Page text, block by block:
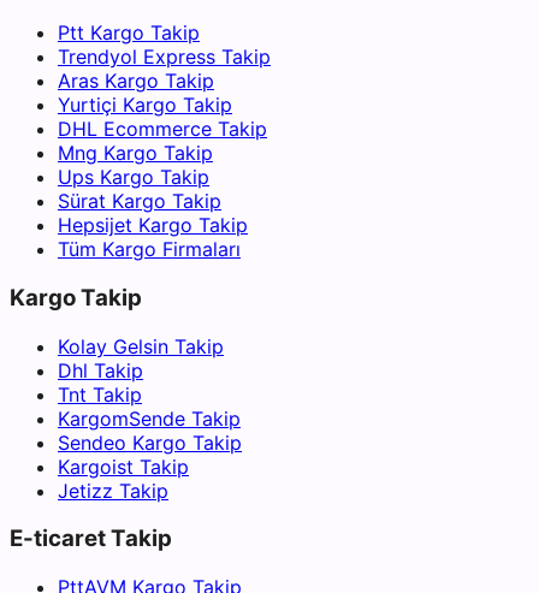
Ptt Kargo Takip
Trendyol Express Takip
Aras Kargo Takip
Yurtiçi Kargo Takip
DHL Ecommerce Takip
Mng Kargo Takip
Ups Kargo Takip
Sürat Kargo Takip
Hepsijet Kargo Takip
Tüm Kargo Firmaları
Kargo Takip
Kolay Gelsin Takip
Dhl Takip
Tnt Takip
KargomSende Takip
Sendeo Kargo Takip
Kargoist Takip
Jetizz Takip
E-ticaret Takip
PttAVM Kargo Takip